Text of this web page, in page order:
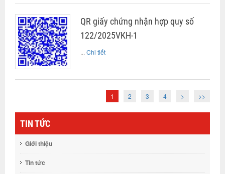
QR giấy chứng nhận hợp quy số
122/2025VKH-1
... Chi tiết
1 2 3 4 > >>
TIN TỨC
Giới thiệu
Tin tức